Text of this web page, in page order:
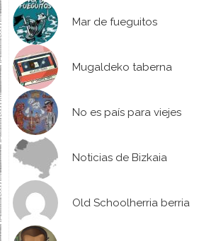
Mar de fueguitos
Mugaldeko taberna
No es país para viejes
Noticias de Bizkaia
Old Schoolherria berria